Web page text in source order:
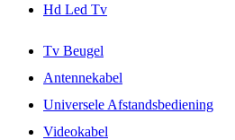
Hd Led Tv
Tv Beugel
Antennekabel
Universele Afstandsbediening
Videokabel